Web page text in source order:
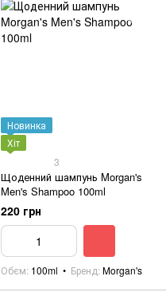
Новинка
Хіт
3
Щоденний шампунь Morgan's
Men's Shampoo 100ml
220 грн
Обєм 100ml Бренд Morgan's